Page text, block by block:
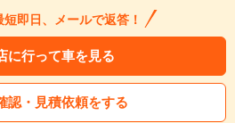
短即日、メールで返答！
に行って車を見る
認・見積依頼をする